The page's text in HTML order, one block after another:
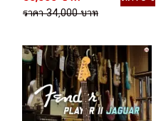
กีตาร์ไฟฟ้า
ราคา 34,000 บาท